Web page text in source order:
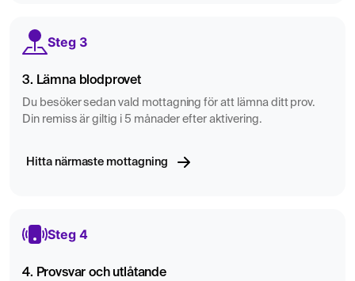
Steg 3
3. Lämna blodprovet
Du besöker sedan vald mottagning för att lämna ditt prov.
Din remiss är giltig i 5 månader efter aktivering.
Hitta närmaste mottagning
Steg 4
4. Provsvar och utlåtande